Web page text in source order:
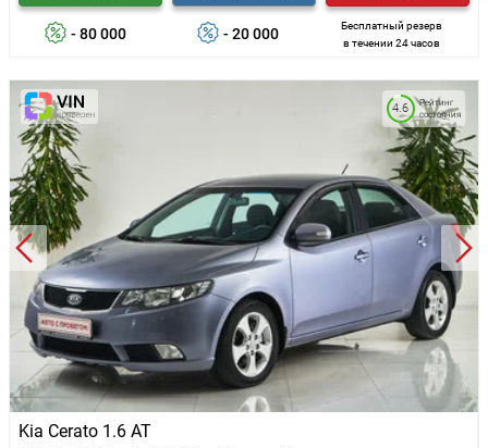
- 80 000 - 20 000
Бесплатный резерв
в течении 24 часов
Kia Cerato 1.6 AT
Рейтинг
состояния
4.6